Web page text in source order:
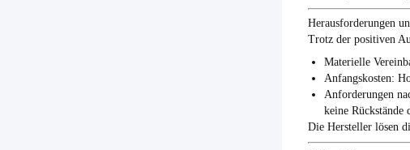
Herausforderungen
Trotz der positiven
Materielle
Anfangskosten:
Anforderungen
keine Rückstände
Die Hersteller lösen